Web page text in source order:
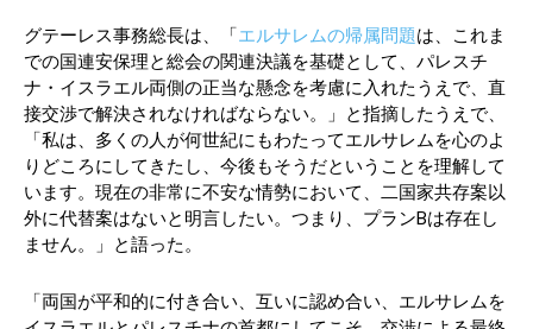
グテーレス事務総長は、「 エルサレムの帰属問題は、これま
での国連安保理と総会の関連決議を基礎として、パレスチ
ナ・イスラエル両側の正当な懸念を考慮に入れたうえで、直
接交渉で解決されなければならない。」と指摘したうえで、
「私は、多くの人が何世紀にもわたってエルサレムを心のよ
りどころにしてきたし、今後もそうだということを理解して
います。現在の非常に不安な情勢において、二国家共存案以
外に代替案はないと明言したい。つまり、プランBは存在し
ません。」と語った。
「両国が平和的に付き合い、互いに認め合い、エルサレムを